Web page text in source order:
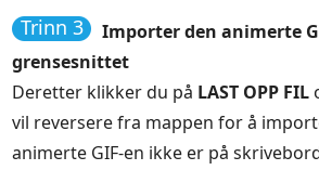
Trinn 3
Importer den animerte
grensesnittet
Deretter klikker du på LAST OPP FIL
vil reversere fra mappen for å
animerte GIF-en ikke er på